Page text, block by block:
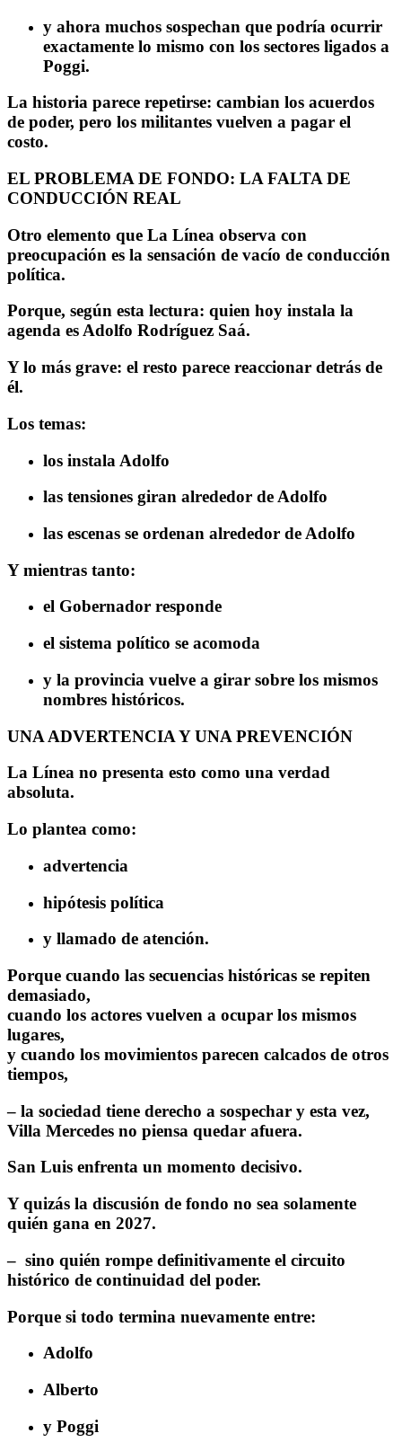
y ahora muchos sospechan que podría ocurrir
exactamente lo mismo con los sectores ligados a
Poggi.
La historia parece repetirse: cambian los acuerdos
de poder, pero los militantes vuelven a pagar el
costo.
EL PROBLEMA DE FONDO: LA FALTA DE
CONDUCCIÓN REAL
Otro elemento que La Línea observa con
preocupación es la sensación de vacío de conducción
política.
Porque, según esta lectura: quien hoy instala la
agenda es Adolfo Rodríguez Saá.
Y lo más grave: el resto parece reaccionar detrás de
él.
Los temas:
los instala Adolfo
las tensiones giran alrededor de Adolfo
las escenas se ordenan alrededor de Adolfo
Y mientras tanto:
el Gobernador responde
el sistema político se acomoda
y la provincia vuelve a girar sobre los mismos
nombres históricos.
UNA ADVERTENCIA Y UNA PREVENCIÓN
La Línea no presenta esto como una verdad
absoluta.
Lo plantea como:
advertencia
hipótesis política
y llamado de atención.
Porque cuando las secuencias históricas se repiten
demasiado,
cuando los actores vuelven a ocupar los mismos
lugares,
y cuando los movimientos parecen calcados de otros
tiempos,
– la sociedad tiene derecho a sospechar y esta vez,
Villa Mercedes no piensa quedar afuera.
San Luis enfrenta un momento decisivo.
Y quizás la discusión de fondo no sea solamente
quién gana en 2027.
– sino quién rompe definitivamente el circuito
histórico de continuidad del poder.
Porque si todo termina nuevamente entre:
Adolfo
Alberto
y Poggi